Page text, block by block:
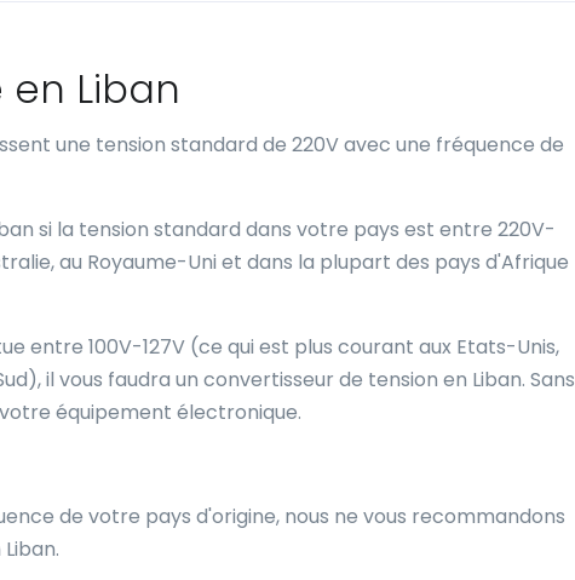
Liban
une tension standard de 220V avec une fréquence de
si la tension standard dans votre pays est entre 220V-
au Royaume-Uni et dans la plupart des pays d'Afrique
entre 100V-127V (ce qui est plus courant aux Etats-Unis,
il vous faudra un convertisseur de tension en Liban. Sans
équipement électronique.
de votre pays d'origine, nous ne vous recommandons